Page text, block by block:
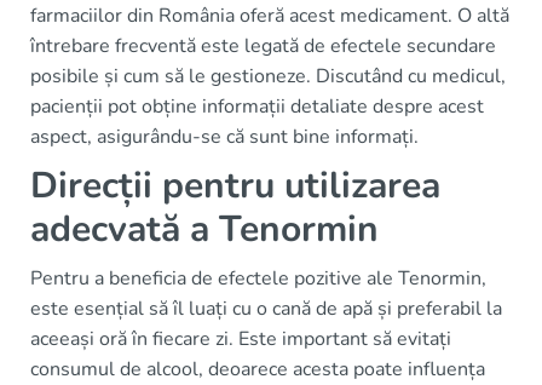
farmaciilor din România oferă acest medicament. O altă
întrebare frecventă este legată de efectele secundare
posibile și cum să le gestioneze. Discutând cu medicul,
pacienții pot obține informații detaliate despre acest
aspect, asigurându-se că sunt bine informați.
Direcții pentru utilizarea
adecvată a Tenormin
Pentru a beneficia de efectele pozitive ale Tenormin,
este esențial să îl luați cu o cană de apă și preferabil la
aceeași oră în fiecare zi. Este important să evitați
consumul de alcool, deoarece acesta poate influența